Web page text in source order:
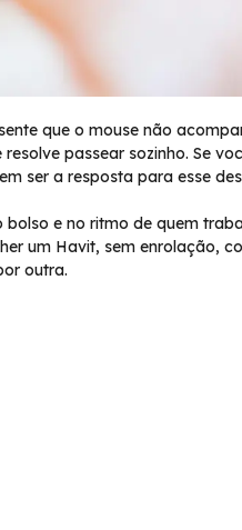
que o mouse não
passear sozinho. Se
ser a resposta para esse
e no ritmo de quem
um Havit, sem enrolação,
outra.